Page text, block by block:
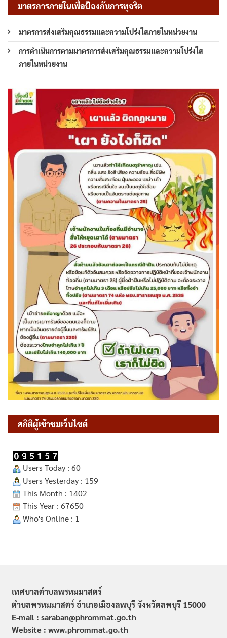
มาตรการภายในเพื่อป้องกันการทุจริต
มาตรการส่งเสริมคุณธรรมและความโปร่งใสภายในหน่วยงาน
การดำเนินการตามมาตรการส่งเสริมคุณธรรมและความโปร่งใส
ภายในหน่วยงาน
สถิติผู้เข้าชมเว็บไซต์
Users Today : 60
Users Yesterday : 159
This Month : 1402
This Year : 67650
Who's Online : 1
เทศบาลตำบลพรหมมาสตร์
ตำบลพรหมมาสตร์ อำเภอเมืองลพบุรี จังหวัดลพบุรี 15000
E-mail : saraban@phrommat.go.th
Website : www.phrommat.go.th